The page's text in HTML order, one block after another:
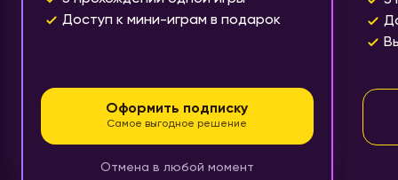
Доступ к мини-играм в подарок
Оформить подписку
Самое выгодное решение
Отмена в любой момент